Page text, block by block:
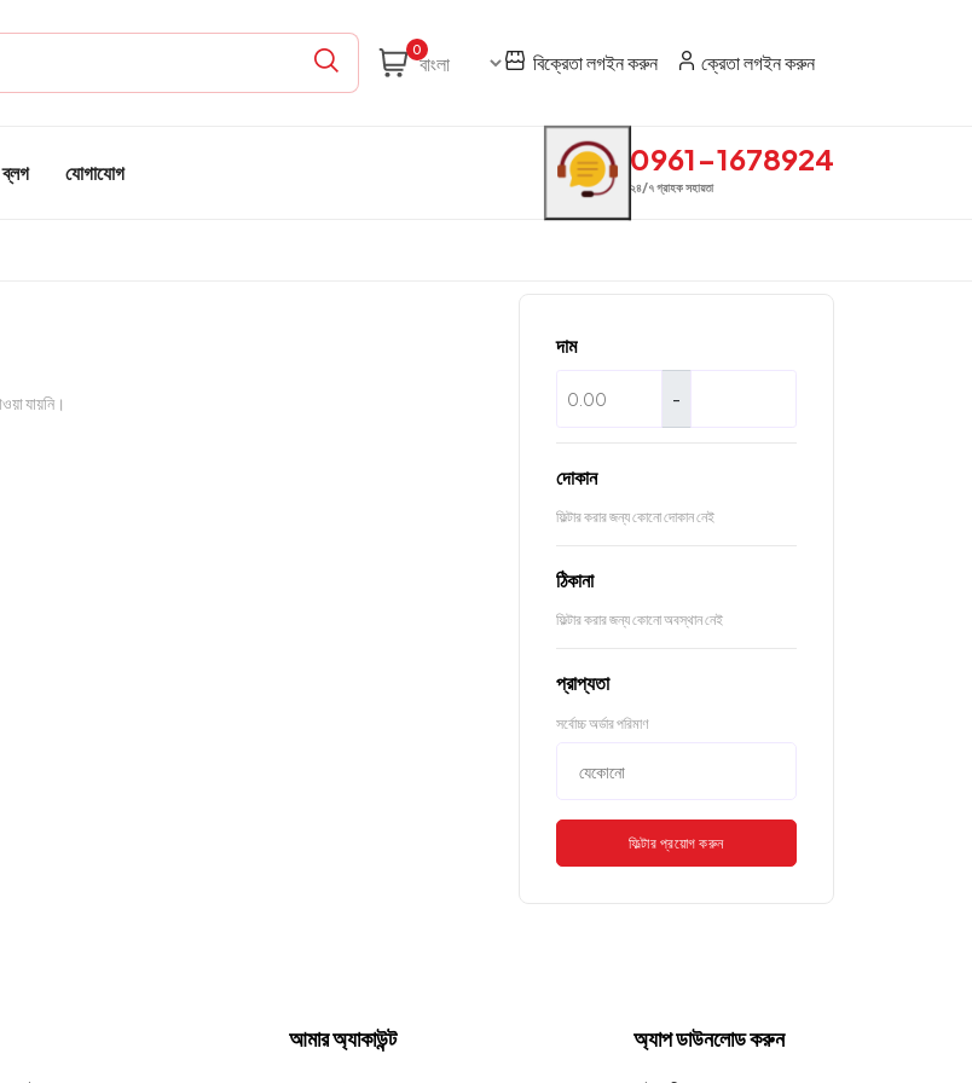
0
বিক্রেতা লগইন করুন ক্রেতা লগইন করুন
ব্লগ যোগাযোগ 0961-1678924
২৪/৭ গ্রাহক সহায়তা
যায়নি।
দাম
-
দোকান
ফিল্টার করার জন্য কোনো দোকান নেই
ঠিকানা
ফিল্টার করার জন্য কোনো অবস্থান নেই
প্রাপ্যতা
সর্বোচ্চ অর্ডার পরিমাণ
ফিল্টার প্রয়োগ করুন
আমার অ্যাকাউন্ট অ্যাপ ডাউনলোড করুন